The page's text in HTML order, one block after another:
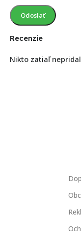
Recenzie
Nikto zatiaľ